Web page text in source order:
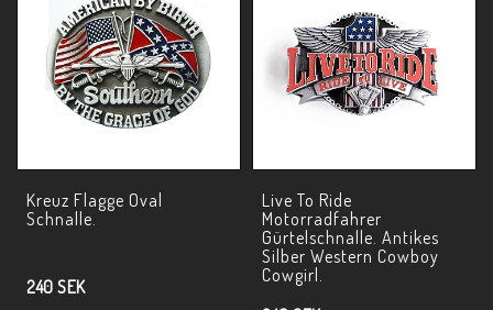
Kreuz Flagge Oval
Schnalle.
240 SEK
Live To Ride
Motorradfahrer
Gürtelschnalle. Antikes
Silber Western Cowboy
Cowgirl.